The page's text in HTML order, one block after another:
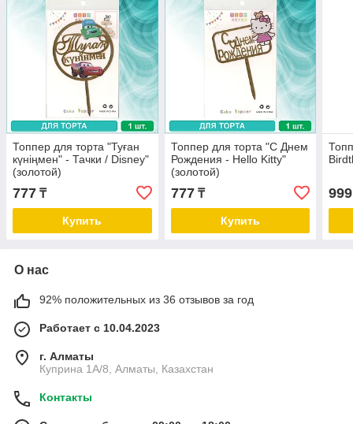
Топпер для торта "Туған
күніңмен" - Тачки / Disney"
(золотой)
777 ₸
Купить
Топпер для торта "С Днем
Рождения - Hello Kitty"
(золотой)
777₸
Купить
999
О нас
92% положительных из 36 отзывов за год
Работает с 10.04.2023
г. Алматы
Куприна 1A/8, Алматы, Казахстан
Контакты